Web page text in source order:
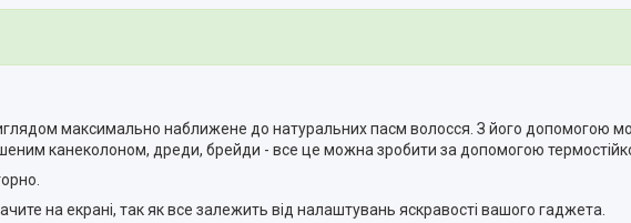
максимально наближене до натуральних пасм волосся. З його допомогою
канеколоном, дреди, брейди - все це можна зробити за допомогою
на екрані, так як все залежить від налаштувань яскравості вашого гаджета.